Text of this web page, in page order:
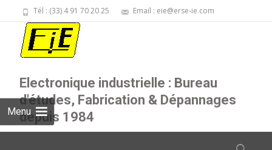
Tél : (33) 4 91 70 20 25 Email : eie@erse-ie.com
Electronique industrielle : Bureau
d'études, Fabrication & Dépannages
depuis 1984
Menu